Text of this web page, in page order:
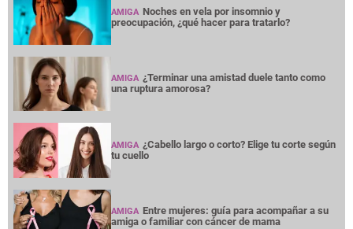
AMIGA Noches en vela por insomnio y
preocupación, ¿qué hacer para tratarlo?
AMIGA ¿Terminar una amistad duele tanto como
una ruptura amorosa?
AMIGA ¿Cabello largo o corto? Elige tu corte según
tu cuello
AMIGA Entre mujeres: guía para acompañar a su
amiga o familiar con cáncer de mama